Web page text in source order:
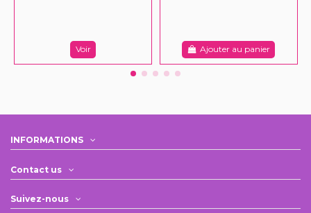
Voir Ajouter au panier
INFORMATIONS
Contact us
Suivez-nous